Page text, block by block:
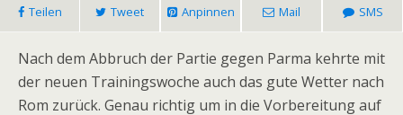
Teilen Tweet Anpinnen Mail SMS
Nach dem Abbruch der Partie gegen Parma kehrte mit
der neuen Trainingswoche auch das gute Wetter nach
Rom zurück. Genau richtig um in die Vorbereitung auf